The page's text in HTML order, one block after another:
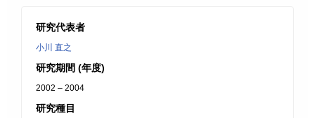
研究代表者
小川 直之
研究期間 (年度)
2002 – 2004
研究種目